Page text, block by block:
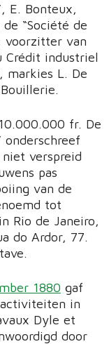
E. Bonteux,
“Société de
voorzitter van
Crédit industriel
markies L. De
fr. De
onderschreef
verspreid
pas
van de
tot
Rio de Janeiro,
do Ardor, 77.
1880 gaf
in
Dyle et
door